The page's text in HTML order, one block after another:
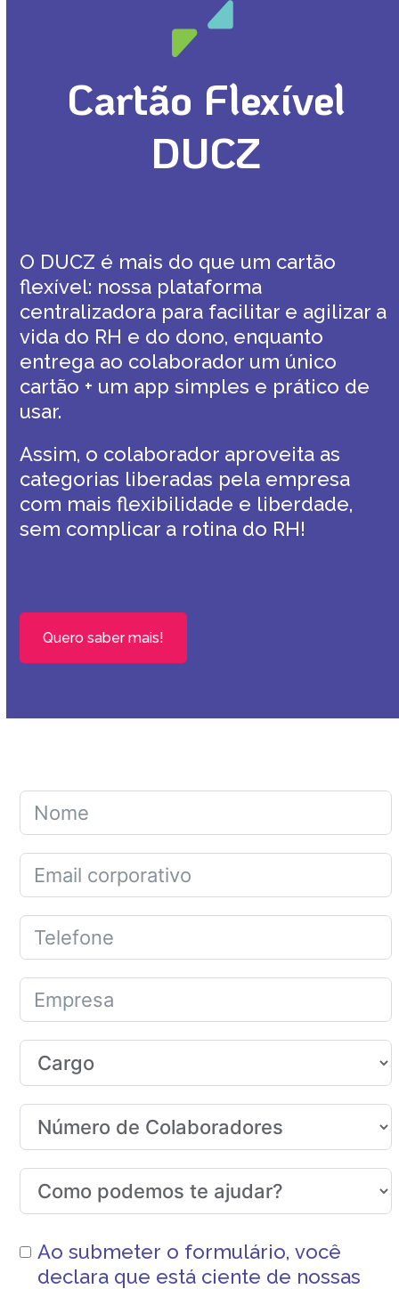
Cartão Flexível
DUCZ
O DUCZ é mais do que um cartão
flexível: nossa plataforma
centralizadora para facilitar e agilizar a
vida do RH e do dono, enquanto
entrega ao colaborador um único
cartão + um app simples e prático de
usar.
Assim, o colaborador aproveita as
categorias liberadas pela empresa
com mais flexibilidade e liberdade,
sem complicar a rotina do RH!
Quero saber mais!
Ao submeter o formulário, você
declara que está ciente de nossas